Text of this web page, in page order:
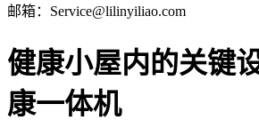
邮箱：Service@lilinyiliao.com
健康小屋内的关
康一体机